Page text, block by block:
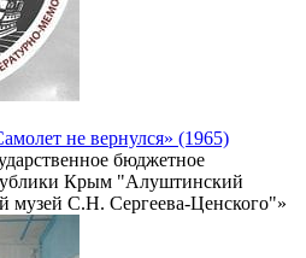
не вернулся» (1965)
бюджетное
Крым "Алуштинский
музей С.Н. Сергеева-Ценского"»